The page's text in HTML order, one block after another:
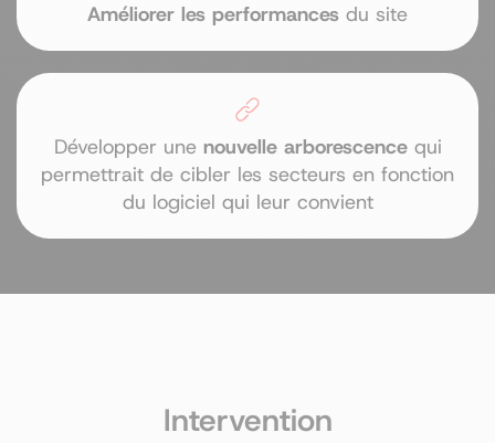
Améliorer les performances du site
Développer une nouvelle arborescencequi
permettrait de cibler les secteurs en fonction
du logiciel qui leur convient
Intervention